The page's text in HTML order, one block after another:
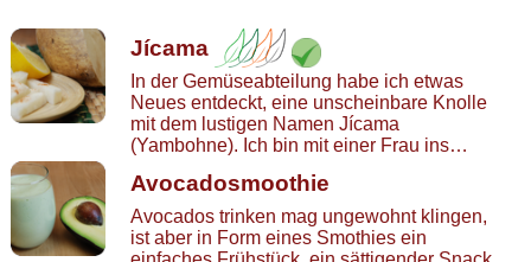
Jícama
In der Gemüseabteilung habe ich etwas
Neues entdeckt, eine unscheinbare Knolle
mit dem lustigen Namen Jícama
(Yambohne). Ich bin mit einer Frau ins…
Avocadosmoothie
Avocados trinken mag ungewohnt klingen,
ist aber in Form eines Smothies ein